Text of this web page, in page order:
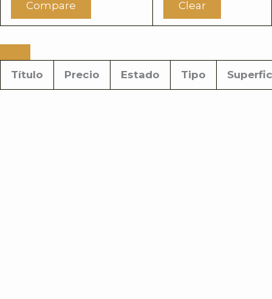
Compare Clear
Título Precio Estado Tipo